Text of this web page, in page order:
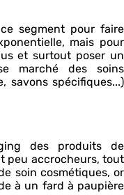
segment pour faire
mais pour
et surtout poser un
marché des soins
savons spécifiques...)
des produits de
peu accrocheurs, tout
soin cosmétiques, or
à un fard à paupière